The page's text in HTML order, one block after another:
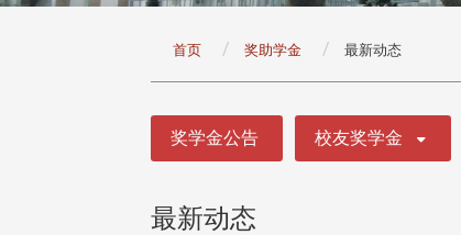
首页 奖助学金 最新动态
奖学金公告 校友奖学金
最新动态